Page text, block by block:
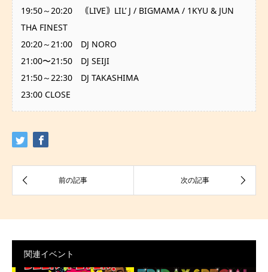
19:50～20:20 ｟LIVE｠LIL’ J / BIGMAMA / 1KYU & JUN
THA FINEST
20:20～21:00 DJ NORO
21:00〜21:50 DJ SEIJI
21:50～22:30 DJ TAKASHIMA
23:00 CLOSE
関連イベント